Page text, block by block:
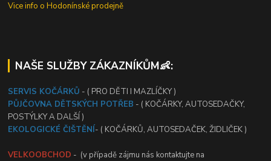
Vice info o Hodonínské prodejně
NAŠE SLUŽBY ZÁKAZNÍKŮM👶:
SERVIS KOČÁRKŮ - ( PRO DĚTI I MAZLÍČKY )
PŮJČOVNA DĚTSKÝCH POTŘEB - ( KOČÁRKY, AUTOSEDAČKY,
POSTÝLKY A DALŠÍ )
EKOLOGICKÉ ČIŠTĚNÍ- ( KOČÁRKŮ, AUTOSEDAČEK, ŽIDLIČEK )
VELKOOBCHOD - (v případě zájmu nás kontaktujte na